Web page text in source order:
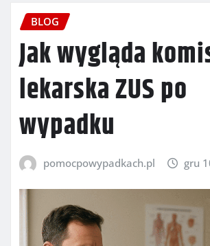
BLOG
Jak wygląda
lekarska ZUS po
wypadku
pomocpowypadkach.pl gru